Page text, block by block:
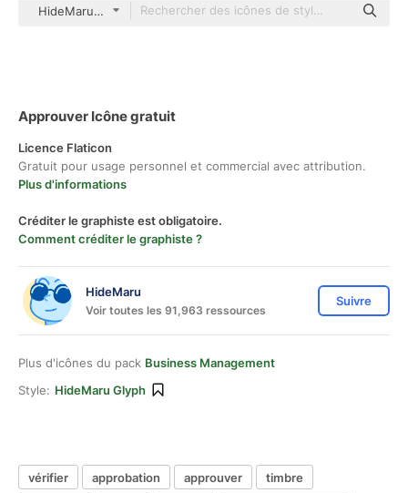
HideMaru Glyph
Approuver Icône gratuit
Licence Flaticon
Gratuit pour usage personnel et commercial avec attribution.
Plus d'informations
Créditer le graphiste est obligatoire.
Comment créditer le graphiste ?
HideMaru
Voir toutes les 91,963 ressources
Suivre
Plus d'icônes du pack Business Management
Style: HideMaru Glyph
vérifier approbation approuver
timbre